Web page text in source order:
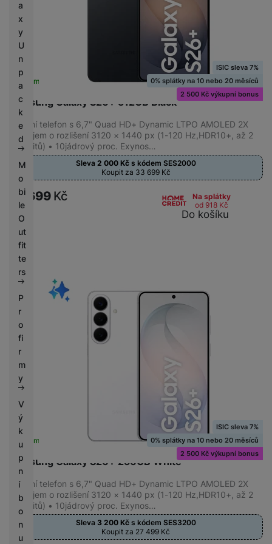
a
x
y
U
n
p
a
c
k
e
d
M
o
bi
le
O
ut
fit
te
rs
P
r
o
fi
r
m
y
V
ý
k
u
p
n
í
b
o
n
u
Samsung Galaxy S26+ 512GB Black
Skladem na 8 prodejnách
ISIC sleva 7%
0% splátky na 10 nebo 20 měsíců
2 500 Kč výkupní bonus
Mobilní telefon s 6,7" Quad HD+ Dynamic LTPO AMOLED 2X
displejem o rozlišení 3120 × 1440 px (1-120 Hz,HDR10+, až 2
600 nitů) • 10jádrový proc. Exynos…
Sleva 2 000 Kčs kódem SES2000
Koupit za 33 699 Kč
35 699 Kč
Na splátky
od 918 Kč
Do košíku
Samsung Galaxy S26+ 256GB White
Skladem na 8 prodejnách
ISIC sleva 7%
0% splátky na 10 nebo 20 měsíců
2 500 Kč výkupní bonus
Mobilní telefon s 6,7" Quad HD+ Dynamic LTPO AMOLED 2X
displejem o rozlišení 3120 × 1440 px (1-120 Hz,HDR10+, až 2
600 nitů) • 10jádrový proc. Exynos…
Sleva 3 200 Kčs kódem SES3200
Koupit za 27 499 Kč